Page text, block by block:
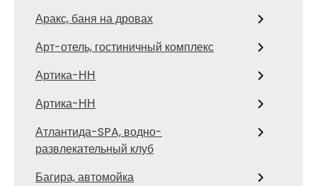
Аракс, баня на дровах
Арт-отель, гостиничный комплекс
Артика-НН
Артика-НН
Атлантида-SPA, водно-
развлекательный клуб
Багира, автомойка